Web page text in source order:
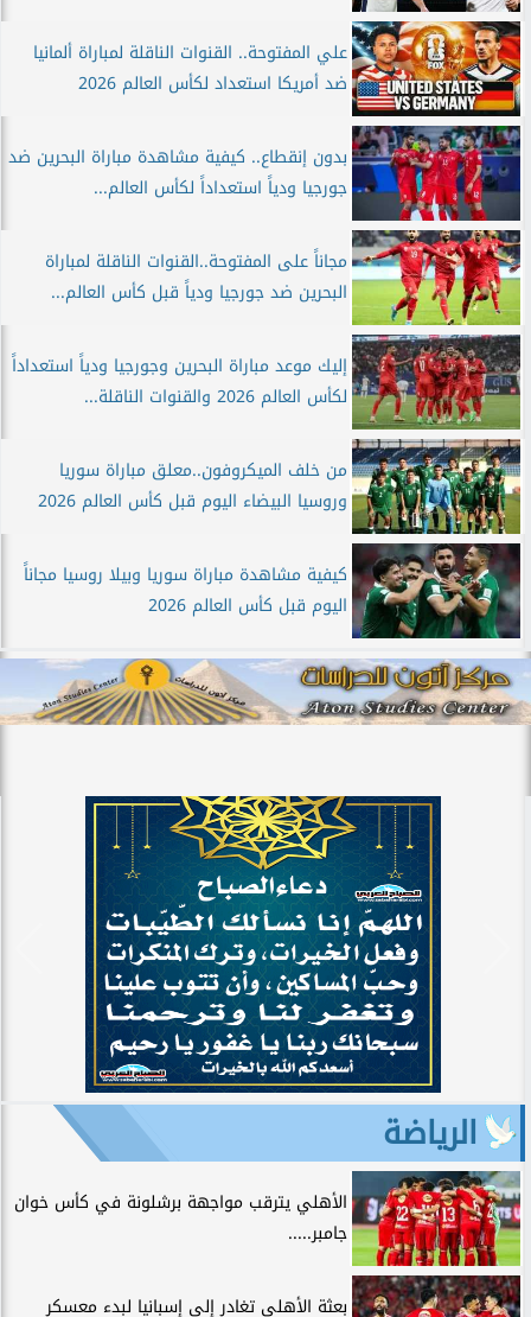
علي المفتوحة.. القنوات الناقلة لمباراة ألمانيا
ضد أمريكا استعداد لكأس العالم 2026
بدون إنقطاع.. كيفية مشاهدة مباراة البحرين ضد
جورجيا ودياً استعداداً لكأس العالم...
مجاناً على المفتوحة..القنوات الناقلة لمباراة
البحرين ضد جورجيا ودياً قبل كأس العالم...
إليك موعد مباراة البحرين وجورجيا ودياً استعداداً
لكأس العالم 2026 والقنوات الناقلة...
من خلف الميكروفون..معلق مباراة سوريا
وروسيا البيضاء اليوم قبل كأس العالم 2026
كيفية مشاهدة مباراة سوريا وبيلا روسيا مجاناً
اليوم قبل كأس العالم 2026
الرياضة
الأهلي يترقب مواجهة برشلونة في كأس خوان
جامبر.....
بعثة الأهلي تغادر إلى إسبانيا لبدء معسكر